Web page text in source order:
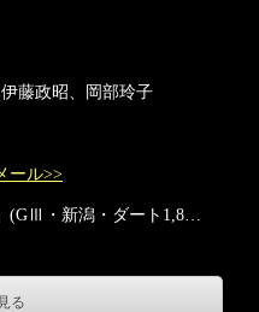
藤政昭、岡部玲子
ール>>
(GⅢ・新潟・ダート1,8…
る